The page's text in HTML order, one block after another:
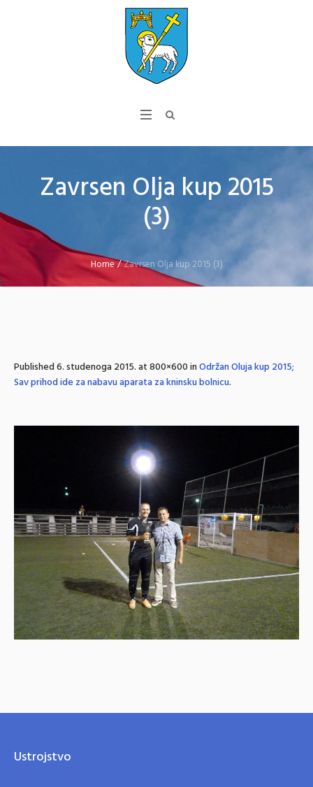
Zavrsen Olja kup 2015
(3)
Home/Zavrsen Olja kup 2015 (3)
Published6. studenoga 2015.at 800×600 inOdržan Oluja kup 2015;
Sav prihod ide za nabavu aparata za kninsku bolnicu.
Ustrojstvo